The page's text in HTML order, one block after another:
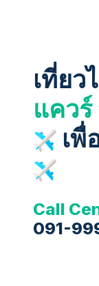
เที่ยว
แควร์
เ
Call
091-